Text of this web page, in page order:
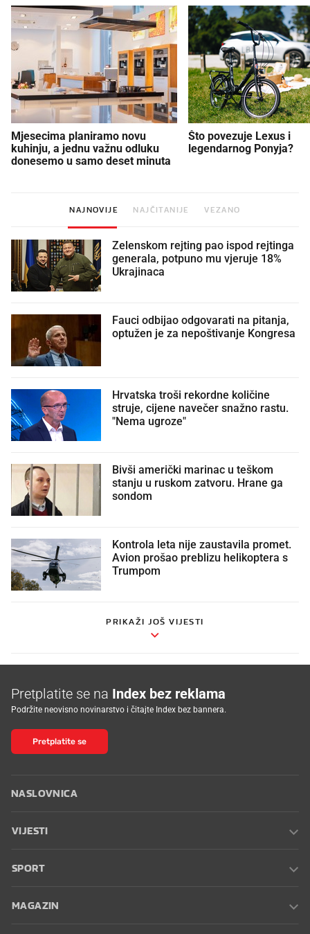
Mjesecima planiramo novu
kuhinju, a jednu važnu odluku
donesemo u samo deset minuta
Što povezuje Lexus i
legendarnog Ponyja?
NAJNOVIJE NAJČITANIJE VEZANO
Zelenskom rejting pao ispod rejtinga
generala, potpuno mu vjeruje 18%
Ukrajinaca
Fauci odbijao odgovarati na pitanja,
optužen je za nepoštivanje Kongresa
Hrvatska troši rekordne količine
struje, cijene navečer snažno rastu.
"Nema ugroze"
Bivši američki marinac u teškom
stanju u ruskom zatvoru. Hrane ga
sondom
Kontrola leta nije zaustavila promet.
Avion prošao preblizu helikoptera s
Trumpom
PRIKAŽI JOŠ VIJESTI
Pretplatite se na Index bez reklama
Podržite neovisno novinarstvo i čitajte Index bez bannera.
Pretplatite se
NASLOVNICA
VIJESTI
SPORT
MAGAZIN